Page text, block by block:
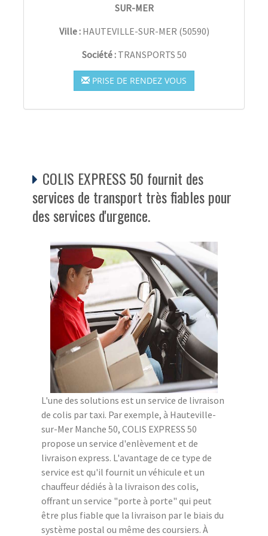
SUR-MER
Ville : HAUTEVILLE-SUR-MER (50590)
Société : TRANSPORTS 50
PRISE DE RENDEZ VOUS
COLIS EXPRESS 50 fournit des
services de transport très fiables pour
des services d'urgence.
L'une des solutions est un service de livraison
de colis par taxi. Par exemple, à Hauteville-
sur-Mer Manche 50, COLIS EXPRESS 50
propose un service d'enlèvement et de
livraison express. L'avantage de ce type de
service est qu'il fournit un véhicule et un
chauffeur dédiés à la livraison des colis,
offrant un service "porte à porte" qui peut
être plus fiable que la livraison par le biais du
système postal ou même des coursiers. À